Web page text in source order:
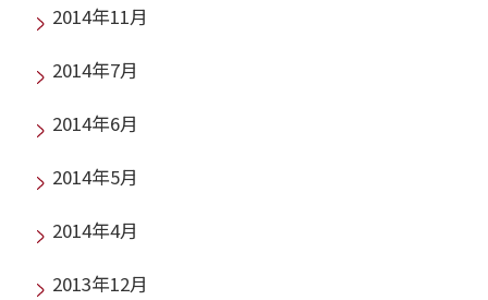
2014年11月
2014年7月
2014年6月
2014年5月
2014年4月
2013年12月